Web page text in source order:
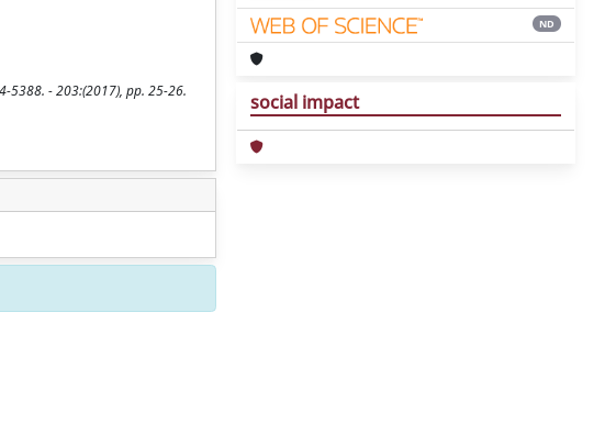
5388. - 203:(2017), pp. 25-26.
ND
social impact